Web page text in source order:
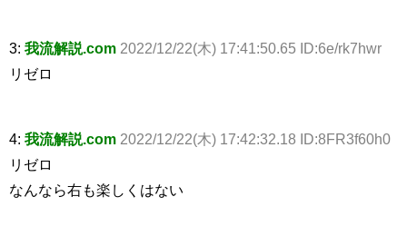
3: 我流解説.com 2022/12/22(木) 17:41:50.65 ID:6e/rk7hwr
リゼロ
4: 我流解説.com 2022/12/22(木) 17:42:32.18 ID:8FR3f60h0
リゼロ
なんなら右も楽しくはない